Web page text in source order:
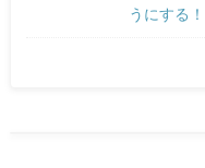
うにする